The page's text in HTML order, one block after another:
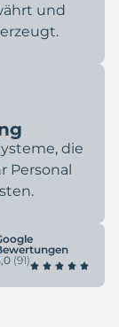
und
die
Personal
(91)